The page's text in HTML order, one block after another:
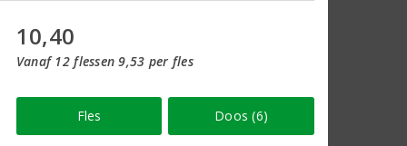
10,40
Vanaf 12 flessen 9,53 per fles
Fles Doos (6)